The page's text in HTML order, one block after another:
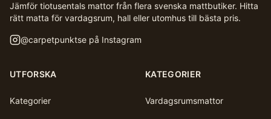
Jämför tiotusentals mattor från flera svenska mattbutiker. Hitta
rätt matta för vardagsrum, hall eller utomhus till bästa pris.
@carpetpunktse på Instagram
UTFORSKA
Kategorier
KATEGORIER
Vardagsrumsmattor